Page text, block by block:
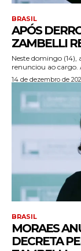
BRASIL
APÓS
ZAMBELLI
Neste domingo
renunciou ao cargo.
14 de dezembro de
BRASIL
MORAES
DECRETA